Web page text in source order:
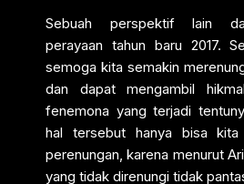
Sebuah perspektif lain
perayaan tahun baru 2017.
semoga kita semakin
dan dapat mengambil
fenemona yang terjadi
hal tersebut hanya bisa kita
perenungan, karena menurut
yang tidak direnungi tidak